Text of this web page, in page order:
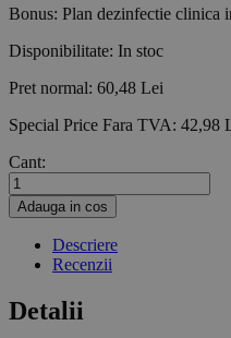
Bonus: Plan dezinfectie clinica
Disponibilitate: In stoc
Pret normal: 60,48 Lei
Special Price Fara TVA: 42,98
Cant:
Adauga in cos
Descriere
Recenzii
Detalii